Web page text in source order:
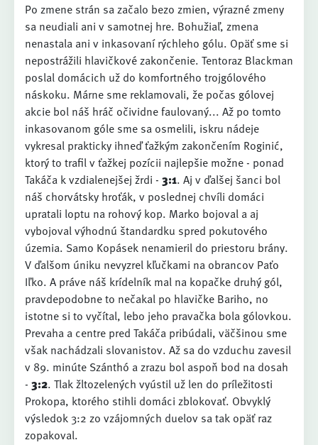
Po zmene strán sa začalo bezo zmien, výrazné zmeny
sa neudiali ani v samotnej hre. Bohužiaľ, zmena
nenastala ani v inkasovaní rýchleho gólu. Opäť sme si
nepostrážili hlavičkové zakončenie. Tentoraz Blackman
poslal domácich už do komfortného trojgólového
náskoku. Márne sme reklamovali, že počas gólovej
akcie bol náš hráč očividne faulovaný... Až po tomto
inkasovanom góle sme sa osmelili, iskru nádeje
vykresal prakticky ihneď ťažkým zakončením Roginić,
ktorý to trafil v ťažkej pozícii najlepšie možne - ponad
Takáča k vzdialenejšej žrdi - 3:1. Aj v ďalšej šanci bol
náš chorvátsky hroťák, v poslednej chvíli domáci
upratali loptu na rohový kop. Marko bojoval a aj
vybojoval výhodnú štandardku spred pokutového
územia. Samo Kopásek nenamieril do priestoru brány.
V ďalšom úniku nevyzrel kľučkami na obrancov Paťo
Iľko. A práve náš krídelník mal na kopačke druhý gól,
pravdepodobne to nečakal po hlavičke Bariho, no
istotne si to vyčítal, lebo jeho pravačka bola gólovkou.
Prevaha a centre pred Takáča pribúdali, väčšinou sme
však nachádzali slovanistov. Až sa do vzduchu zavesil
v 89. minúte Szánthó a zrazu bol aspoň bod na dosah
- 3:2. Tlak žltozelených vyústil už len do príležitosti
Prokopa, ktorého stihli domáci zblokovať. Obvyklý
výsledok 3:2 zo vzájomných duelov sa tak opäť raz
zopakoval.